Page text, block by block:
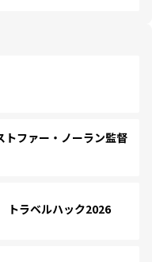
ファー・ノーラン監督
ラベルハック2026